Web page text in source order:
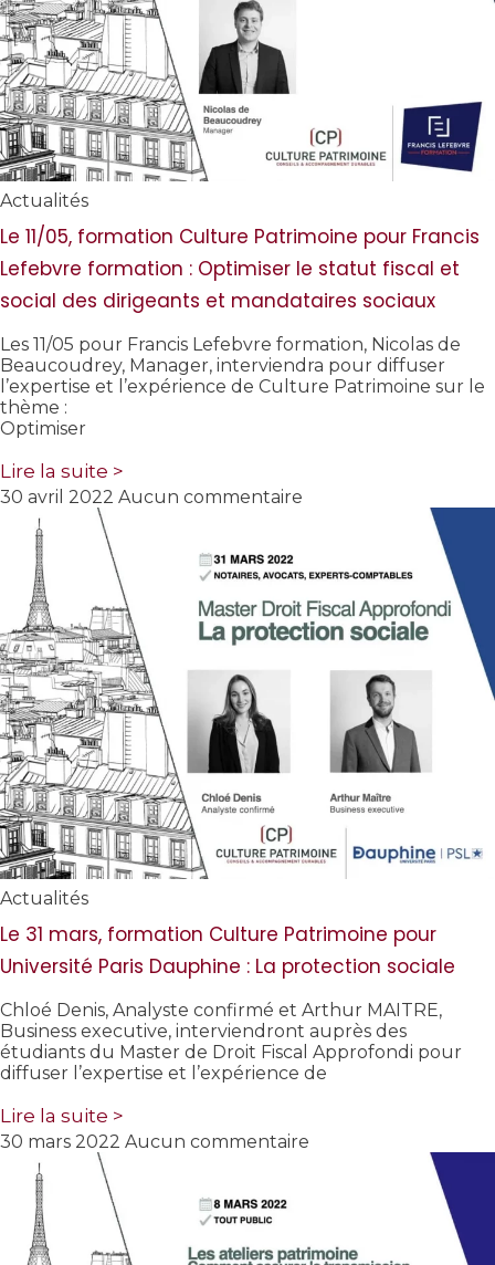
Actualités
Le 11/05, formation Culture Patrimoine pour Francis
Lefebvre formation : Optimiser le statut fiscal et
social des dirigeants et mandataires sociaux
Les 11/05 pour Francis Lefebvre formation, Nicolas de
Beaucoudrey, Manager, interviendra pour diffuser
l’expertise et l’expérience de Culture Patrimoine sur le
thème :
Optimiser
Lire la suite >
30 avril 2022 Aucun commentaire
Actualités
Le 31 mars, formation Culture Patrimoine pour
Université Paris Dauphine : La protection sociale
Chloé Denis, Analyste confirmé et Arthur MAITRE,
Business executive, interviendront auprès des
étudiants du Master de Droit Fiscal Approfondi pour
diffuser l’expertise et l’expérience de
Lire la suite >
30 mars 2022 Aucun commentaire